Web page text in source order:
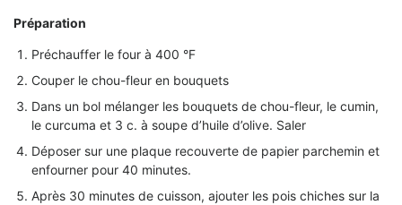
Préparation
Préchauffer le four à 400 °F
Couper le chou-fleur en bouquets
Dans un bol mélanger les bouquets de chou-fleur, le cumin,
le curcuma et 3 c. à soupe d’huile d’olive. Saler
Déposer sur une plaque recouverte de papier parchemin et
enfourner pour 40 minutes.
Après 30 minutes de cuisson, ajouter les pois chiches sur la